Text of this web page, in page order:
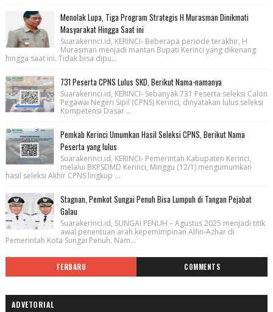
Menolak Lupa, Tiga Program Strategis H Murasman Dinikmati
Masyarakat Hingga Saat ini
Suarakerinci.id, KERINCI- Beberapa periode terakhir, H
Murasman menjadi mantan Bupati Kerinci yang dikenang
hingga saat ini. Tidak bisa dipu...
731 Peserta CPNS Lulus SKD, Berikut Nama-namanya
Suarakerinci.id, KERINCI- Sebanyak 731 Peserta seleksi Calon
Pegawai Negeri Sipil (CPNS) Kerinci, dinyatakan lulus seleksi
Kompetensi Dasar ...
Pemkab Kerinci Umumkan Hasil Seleksi CPNS, Berikut Nama
Peserta yang lulus
Suarakerinci.id, KERINCI- Pemerintah Kabupaten Kerinci,
melalui BKPSDMD Kerinci, Minggu (12/1) mengumumkan
hasil seleksi Akhir CPNS lingkup ...
Stagnan, Pemkot Sungai Penuh Bisa Lumpuh di Tangan Pejabat
Galau
Suarakerinci.id, SUNGAI PENUH – Agustus 2025 menjadi titik
awal penentuan arah kepemimpinan Alfin-Azhar di
Pemerintah Kota Sungai Penuh. Nam...
TERBARU COMMENTS
ADVETORIAL